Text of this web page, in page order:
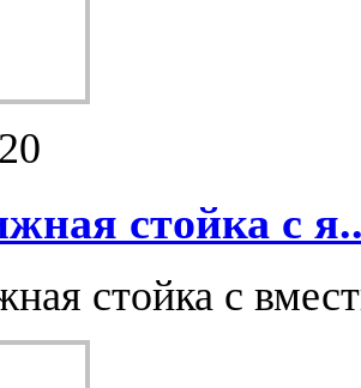
стойка с
стойка с